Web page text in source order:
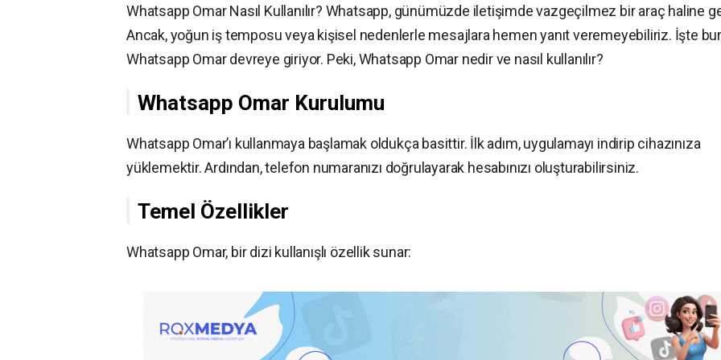
Whatsapp Omar Nasıl Kullanılır? Whatsapp, günümüzde iletişimde vazgeçilmez bir araç haline
Ancak, yoğun iş temposu veya kişisel nedenlerle mesajlara hemen yanıt veremeyebiliriz. İşte
Whatsapp Omar devreye giriyor. Peki, Whatsapp Omar nedir ve nasıl kullanılır?
Whatsapp Omar Kurulumu
Whatsapp Omar’ı kullanmaya başlamak oldukça basittir. İlk adım, uygulamayı indirip cihazınıza
yüklemektir. Ardından, telefon numaranızı doğrulayarak hesabınızı oluşturabilirsiniz.
Temel Özellikler
Whatsapp Omar, bir dizi kullanışlı özellik sunar: